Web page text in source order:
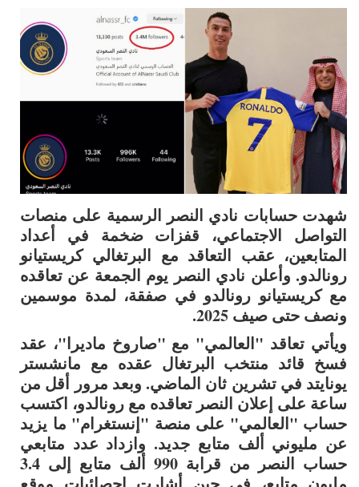
شهدت حسابات نادي النصر الرسمية على منصات
التواصل الاجتماعي، قفزات ضخمة في أعداد
المتابعين، عقب التعاقد مع البرتغالي كريستيانو
رونالدو. وأعلن نادي النصر يوم الجمعة عن تعاقده
مع كريستيانو رونالدو في صفقة، لمدة موسمين
ونصف حتى صيف 2025.
ويأتي تعاقد "العالمي" مع "صاروخ ماديرا"، عقد
فسخ قائد منتخب البرتغال عقده مع مانشستر
يونايتد في تشرين ثان الماضي. وبعد مرور أقل من
ساعة على إعلان النصر تعاقده مع رونالدو، اكتسب
حساب "العالمي" على منصة "إنستغرام" ما يزيد
عن مليوني ألف متابع جديد. وازداد عدد متابعي
حساب النصر من قرابة 990 ألف متابع إلى 3.4